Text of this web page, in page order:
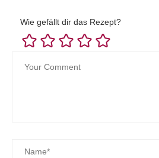
Wie gefällt dir das Rezept?